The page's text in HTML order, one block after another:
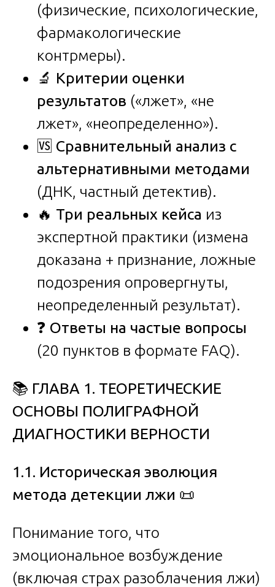
(физические, психологические,
фармакологические
контрмеры).
🔬 Критерии оценки
результатов («лжет», «не
лжет», «неопределенно»).
🆚 Сравнительный анализ с
альтернативными методами
(ДНК, частный детектив).
🔥 Три реальных кейса из
экспертной практики (измена
доказана + признание, ложные
подозрения опровергнуты,
неопределенный результат).
❓ Ответы на частые вопросы
(20 пунктов в формате FAQ).
📚 ГЛАВА 1. ТЕОРЕТИЧЕСКИЕ
ОСНОВЫ ПОЛИГРАФНОЙ
ДИАГНОСТИКИ ВЕРНОСТИ
1.1. Историческая эволюция
метода детекции лжи 📜
Понимание того, что
эмоциональное возбуждение
(включая страх разоблачения лжи)